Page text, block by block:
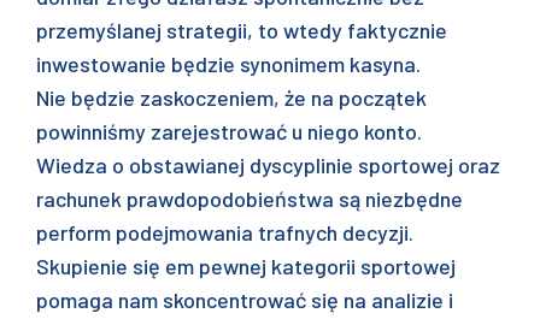
przemyślanej strategii, to wtedy faktycznie
inwestowanie będzie synonimem kasyna.
Nie będzie zaskoczeniem, że na początek
powinniśmy zarejestrować u niego konto.
Wiedza o obstawianej dyscyplinie sportowej oraz
rachunek prawdopodobieństwa są niezbędne
perform podejmowania trafnych decyzji.
Skupienie się em pewnej kategorii sportowej
pomaga nam skoncentrować się na analizie i